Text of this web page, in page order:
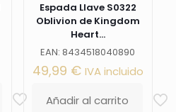
Espada Llave S0322
Oblivion de Kingdom
Heart...
EAN: 8434518040890
49,99 € IVA incluido
Añadir al carrito